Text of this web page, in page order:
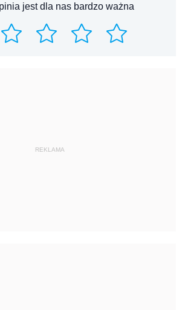
jest dla nas bardzo ważna
REKLAMA